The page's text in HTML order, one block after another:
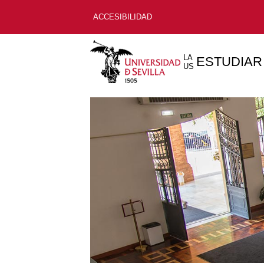
ACCESIBILIDAD
LA
US ESTUDIAR